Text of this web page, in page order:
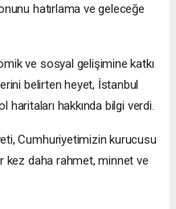
hatırlama ve geleceğe
ve sosyal gelişimine katkı
belirten heyet, İstanbul
hakkında bilgi verdi.
Cumhuriyetimizin kurucusu
kez daha rahmet, minnet ve